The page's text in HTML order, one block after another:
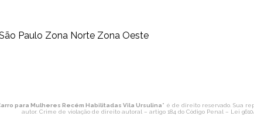
Paulo Zona Norte Zona Oeste
para Mulheres Recém Habilitadas Vila Ursulina" é de direito reservado. Sua
autor. Crime de violação de direito autoral – artigo 184 do Código Penal – Lei